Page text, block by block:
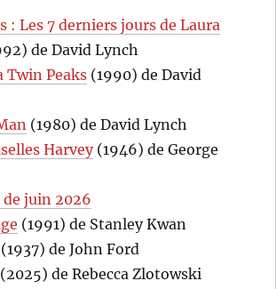
: Les 7 derniers jours de Laura
de David Lynch
Twin Peaks (1990) de David
(1980) de David Lynch
Harvey(1946) de George
juin 2026
(1991) de Stanley Kwan
(1937) de John Ford
(2025) de Rebecca Zlotowski